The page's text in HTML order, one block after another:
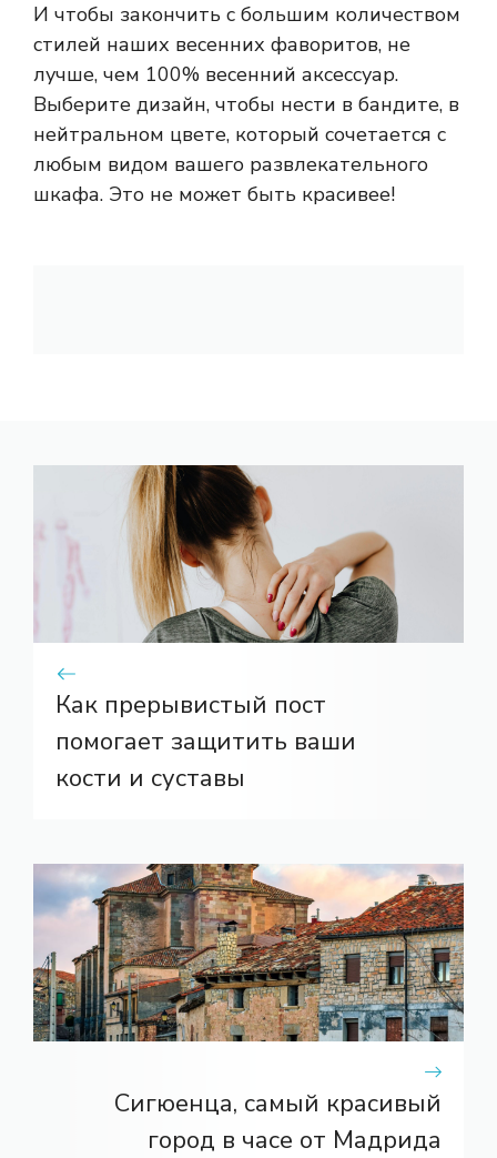
И чтобы закончить с большим количеством
стилей наших весенних фаворитов, не
лучше, чем 100% весенний аксессуар.
Выберите дизайн, чтобы нести в бандите, в
нейтральном цвете, который сочетается с
любым видом вашего развлекательного
шкафа. Это не может быть красивее!
Как прерывистый пост
помогает защитить ваши
кости и суставы
Сигюенца, самый красивый
город в часе от Мадрида